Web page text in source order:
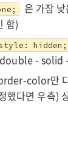
은 가장
함)
hidden;
- solid
color만
했다면 우측)